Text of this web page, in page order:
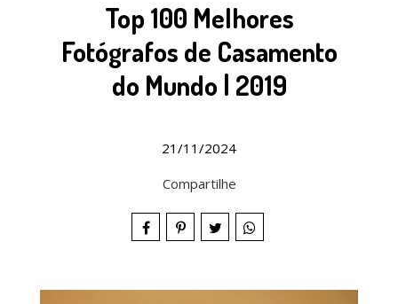
Top 100 Melhores
Fotógrafos de Casamento
do Mundo | 2019
21/11/2024
Compartilhe